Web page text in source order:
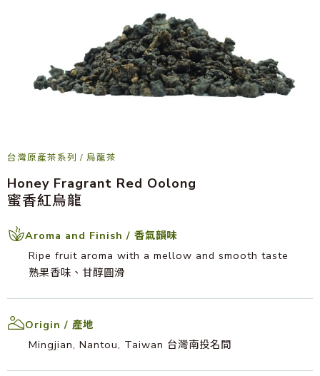
台灣原產茶系列 / 烏龍茶
Honey Fragrant Red Oolong
蜜香紅烏龍
Aroma and Finish / 香氣韻味
Ripe fruit aroma with a mellow and smooth taste
熟果香味、甘醇圓滑
Origin / 產地
Mingjian, Nantou, Taiwan 台灣南投名間